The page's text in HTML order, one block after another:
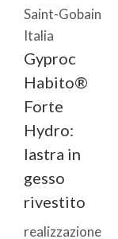
Saint-Gobain
Italia
Gyproc
Habito®
Forte
Hydro:
lastra in
gesso
rivestito
realizzazione